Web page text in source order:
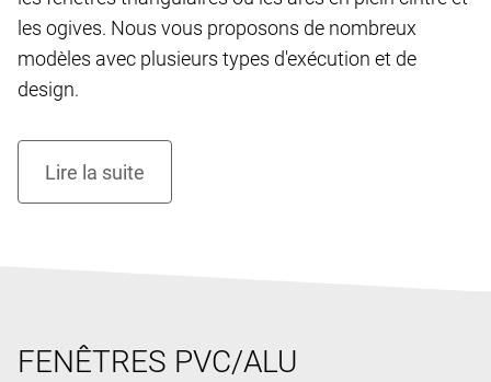
les ogives. Nous vous proposons de nombreux
modèles avec plusieurs types d'exécution et de
design.
FENÊTRES PVC/ALU